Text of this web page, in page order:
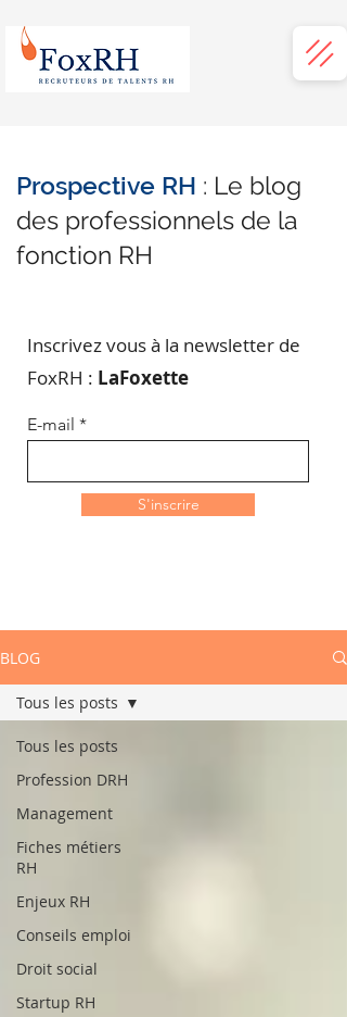
Prospective RH : Le blog
des professionnels de la
fonction RH
Inscrivez vous à la newsletter de
FoxRH : LaFoxette
E-mail
S'inscrire
BLOG
Tous les posts
Profession DRH
Management
Fiches métiers
RH
Enjeux RH
Conseils emploi
Droit social
Startup RH
Tous les posts